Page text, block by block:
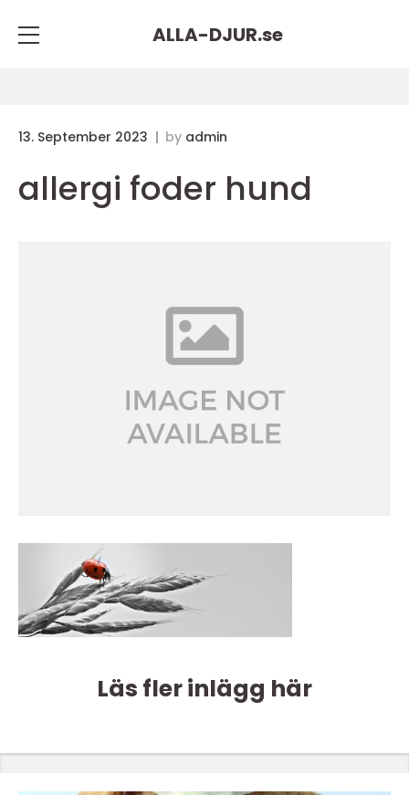
ALLA-DJUR.se
13. September 2023 by admin
allergi foder hund
Läs fler inlägg här